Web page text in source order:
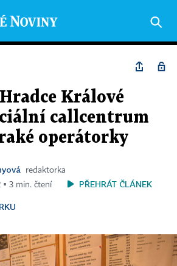
Králové
callcentrum
operátorky
redaktorka
▪ 3 min. čtení
PŘEHRÁT ČLÁNEK